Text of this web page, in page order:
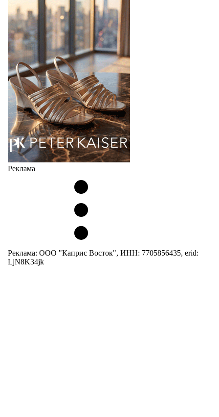
Популярный силуэт бренда,1999 года выпуска,
соответствует сегодняшнему тренду на
сникерины (гибридный вариант балеток и
кроссовок обтекаемой формы и с тонкой подошвой).
Но в модели Miu Miu Bubble присутствует еще и…
05.08.2026 3670
Реклама
Реклама: ООО "Каприс Восток", ИНН: 7705856435, erid:
LjN8K34jk